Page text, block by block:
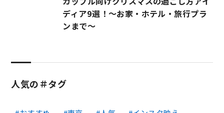
ディア9選！～お家・ホテル・旅行プラ
ンまで～
人気の＃タグ